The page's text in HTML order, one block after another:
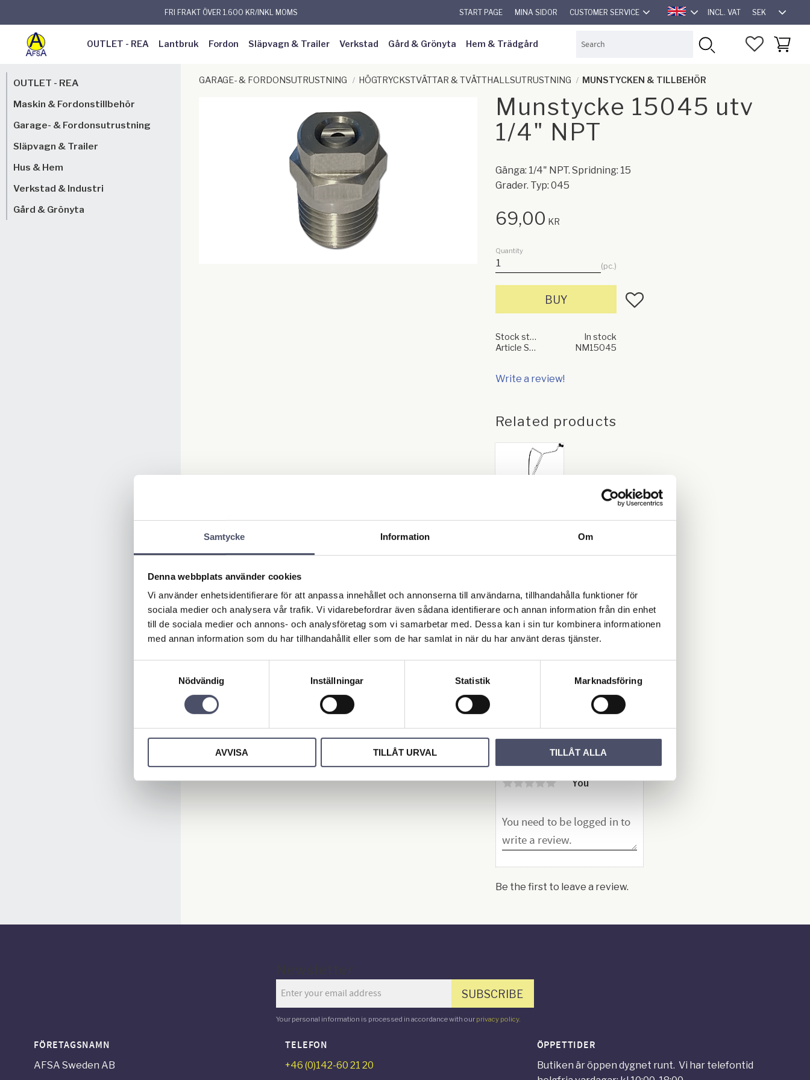
Samtycke Information Om
Denna webbplats använder cookies
Vi använder enhetsidentifierare för att anpassa innehållet och annonserna till användarna, tillhandahålla funktioner för
sociala medier och analysera vår trafik. Vi vidarebefordrar även sådana identifierare och annan information från din enhet
till de sociala medier och annons- och analysföretag som vi samarbetar med. Dessa kan i sin tur kombinera informationen
med annan information som du har tillhandahållit eller som de har samlat in när du har använt deras tjänster.
Nödvändig
Inställningar Statistik Marknadsföring
AVVISA TILLÅT URVAL TILLÅT ALLA
FRI FRAKT ÖVER 1.600 KR/INKL MOMS START PAGE MINA SIDOR CUSTOMER SERVICE
ENGLISH
INCL. VAT SEK
OUTLET - REA Lantbruk Fordon Släpvagn & Trailer Verkstad Gård & Grönyta Hem & Trädgård FAVORITES
BASKET
GARAGE- & FORDONSUTRUSTNING HÖGTRYCKSTVÄTTAR & TVÄTTHALLSUTRUSTNING MUNSTYCKEN & TILLBEHÖR
Munstycke 15045 utv
1/4" NPT
Gänga: 1/4" NPT. Spridning: 15
Grader. Typ: 045
69,00 KR
Quantity
pc.
BUY Add to favorites
Stock status
In stock
Article SKU
NM15045
Write a review!
Reviews
You
Be the first to leave a review.
Related products
Golvtvätt
gsbredd 7
50mm an
s. 1/4"
TURBODEVIL
FC75SS 1 / 4F
Add to favorites
OUTLET - REA
Maskin & Fordonstillbehör
Garage- & Fordonsutrustning
Släpvagn & Trailer
Hus & Hem
Verkstad & Industri
Gård & Grönyta
SUBSCRIBE
Your personal information is processed in accordance with our privacy policy.
FÖRETAGSNAMN
AFSA Sweden AB
TELEFON
+46 (0)142-60 21 20
ÖPPETTIDER
Butiken är öppen dygnet runt. Vi har telefontid